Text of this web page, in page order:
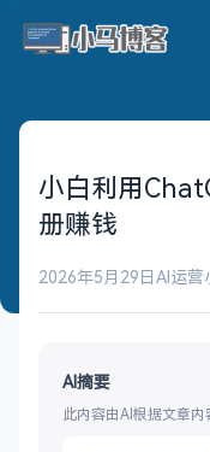
小白利用
册赚钱
2026年5月29日AI运营
AI摘要
此内容由AI根据文章